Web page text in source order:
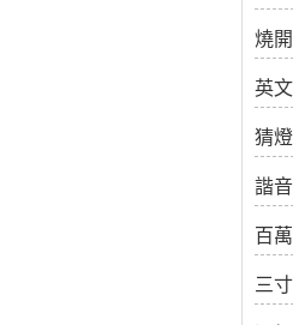
燒
英
猜
諧
百
三